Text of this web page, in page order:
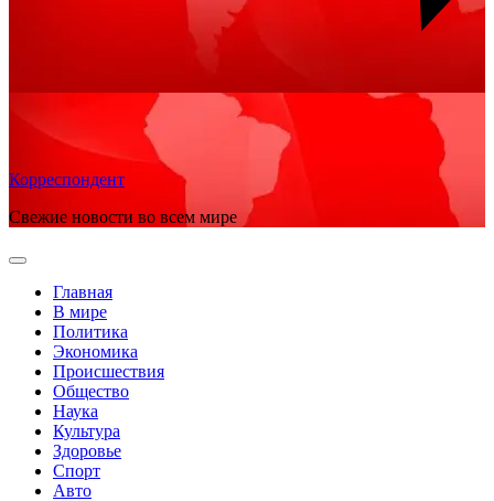
Корреспондент
Свежие новости во всем мире
Главная
В мире
Политика
Экономика
Происшествия
Общество
Наука
Культура
Здоровье
Спорт
Авто